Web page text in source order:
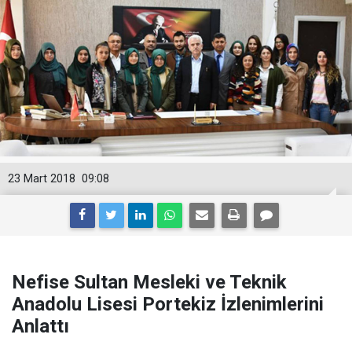
09:08
23 Mart 2018
Nefise Sultan Mesleki ve Teknik
Anadolu Lisesi Portekiz İzlenimlerini
Anlattı